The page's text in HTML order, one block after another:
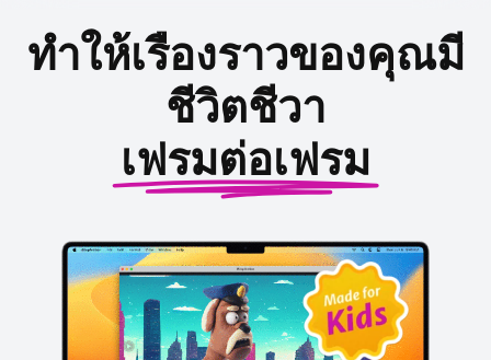
ทำให้เรืองราวของคุณมี
ชีวิตชีวา
เฟรมต่อเฟรม